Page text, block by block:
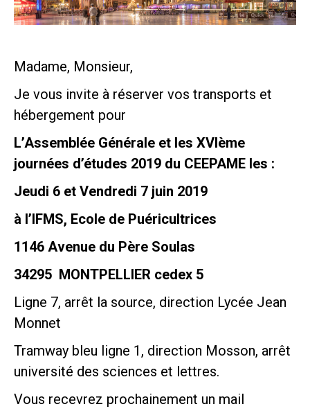
Madame, Monsieur,
Je vous invite à réserver vos transports et
hébergement pour
L’Assemblée Générale et les XVIème
journées d’études 2019 du CEEPAME les :
Jeudi 6 et Vendredi 7 juin 2019
à l’IFMS, Ecole de Puéricultrices
1146 Avenue du Père Soulas
34295 MONTPELLIER cedex 5
Ligne 7, arrêt la source, direction Lycée Jean
Monnet
Tramway bleu ligne 1, direction Mosson, arrêt
université des sciences et lettres.
Vous recevrez prochainement un mail